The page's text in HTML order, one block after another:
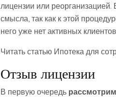
лицензии или
смысла, так как к этой
него уже нет активных
Читать статью Ипотека для
Отзыв лицензии
В первую очередь